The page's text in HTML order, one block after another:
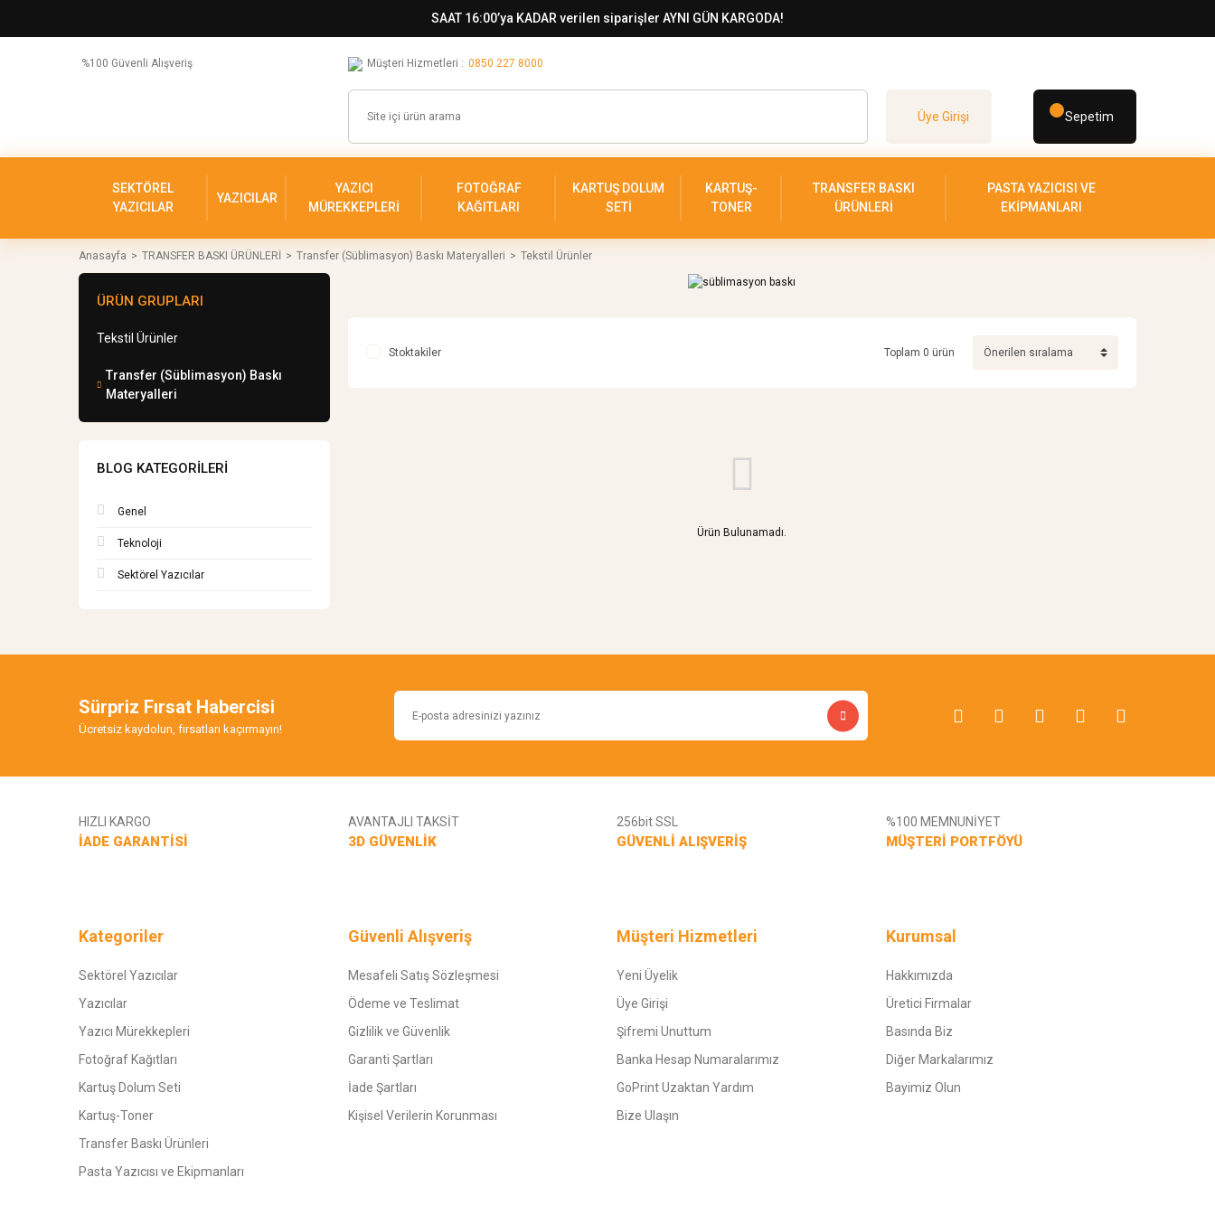
SAAT 16:00’ya KADAR verilen siparişler AYNI GÜN KARGODA!
%100 Güvenli Alışveriş Müşteri Hizmetleri : 0850 227 8000
Üye Girişi Sepetim
SEKTÖREL
YAZICILAR
YAZICILAR
YAZICI
MÜREKKEPLERİ
FOTOĞRAF
KAĞITLARI
KARTUŞ DOLUM
SETİ
KARTUŞ-
TONER
TRANSFER BASKI
ÜRÜNLERİ
PASTA YAZICISI VE
EKİPMANLARI
Anasayfa TRANSFER BASKI ÜRÜNLERİ Transfer (Süblimasyon) Baskı Materyalleri Tekstil Ürünler
ÜRÜN GRUPLARI
Tekstil Ürünler
Transfer (Süblimasyon) Baskı
Materyalleri
BLOG KATEGORILERI
Genel
Teknoloji
Sektörel Yazıcılar
Stoktakiler Toplam 0 ürün
Ürün Bulunamadı.
Sürpriz Fırsat Habercisi
Ücretsiz kaydolun, fırsatları kaçırmayın!
HIZLI KARGO
İADE GARANTİSİ
AVANTAJLI TAKSİT
3D GÜVENLİK
256bit SSL
GÜVENLİ ALIŞVERİŞ
%100 MEMNUNİYET
MÜŞTERİ PORTFÖYÜ
Kategoriler
Sektörel Yazıcılar
Yazıcılar
Yazıcı Mürekkepleri
Fotoğraf Kağıtları
Kartuş Dolum Seti
Kartuş-Toner
Transfer Baskı Ürünleri
Pasta Yazıcısı ve Ekipmanları
Güvenli Alışveriş
Mesafeli Satış Sözleşmesi
Ödeme ve Teslimat
Gizlilik ve Güvenlik
Garanti Şartları
İade Şartları
Kişisel Verilerin Korunması
Müşteri Hizmetleri
Yeni Üyelik
Üye Girişi
Şifremi Unuttum
Banka Hesap Numaralarımız
GoPrint Uzaktan Yardım
Bize Ulaşın
Kurumsal
Hakkımızda
Üretici Firmalar
Basında Biz
Diğer Markalarımız
Bayimiz Olun